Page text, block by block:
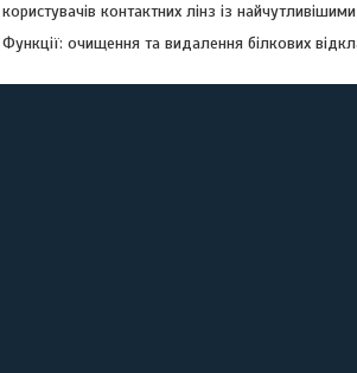
користувачів контактних лінз із
Функції: очищення та видалення білкових